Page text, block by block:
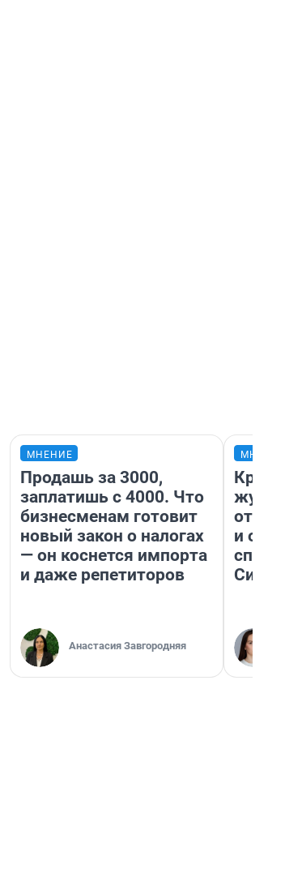
МНЕНИЕ
Продашь за 3000,
заплатишь с 4000. Что
бизнесменам готовит
новый закон о налогах
— он коснется импорта
и даже репетиторов
Анастасия Завгородняя
и